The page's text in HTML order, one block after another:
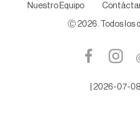
Nuestro Equipo
Ⓒ 2026 . Todos
2026-07-